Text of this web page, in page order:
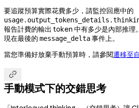
要追蹤預算實際花費多少，請監控回應中的
報告計費的輸出 token 中有多少是內部推理
現在最後的 message_delta事件上。
當您準備好放棄手動預算時，請參閱遷移至

手動模式下的交錯思考